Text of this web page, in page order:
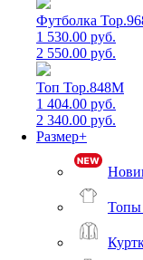
Футболка
1 530.00 руб.
2 550.00 руб.
Топ Top.848M
1 404.00 руб.
2 340.00 руб.
Размер+
Топы